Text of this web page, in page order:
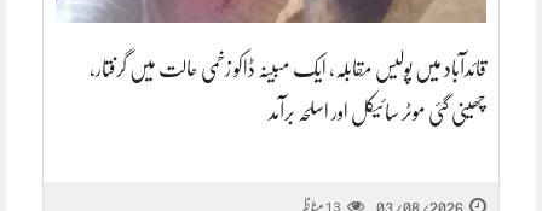
قائدآباد میں پولیس مقابلہ، ایک مبینہ ڈاکو زخمی حالت میں گرفتار،
چھینی گئی موٹر سائیکل اور اسلحہ برآمد
03/08/2026 مناظر